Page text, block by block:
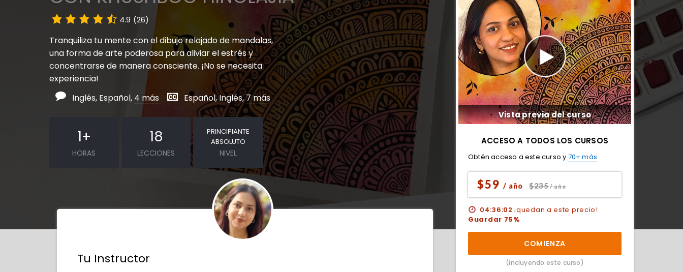
4.9 (26)
Tranquiliza tu mente con el dibujo relajado de mandalas,
una forma de arte poderosa para aliviar el estrés y
concentrarse de manera consciente. ¡No se necesita
experiencia!
Inglés, Español, 4 más Español, Inglés,7 más
1+
HORAS
18
LECCIONES
PRINCIPIANTE
ABSOLUTO
NIVEL
Tu Instructor
Vista previa del curso
ACCESO A TODOS LOS CURSOS
Obtén acceso a este curso y 70+ más
$59 / año $235/ año
04:36:01 ¡quedan a este precio!
Guardar 75%
COMIENZA
(incluyendo este curso)